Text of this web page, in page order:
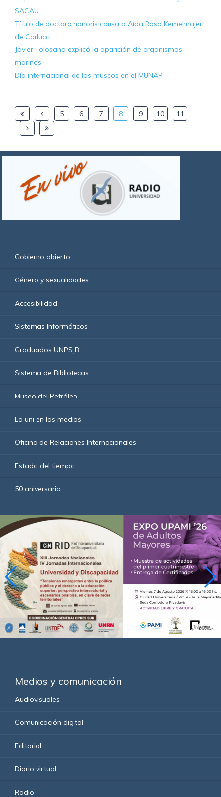
SACAU
Título de doctora honoris causa a Aída Rosa Kemelmajer
de Carlucci
Javier Tolosano explicó la aparición de organismos
marinos
Día internacional de los museos en el MUNAP
5 6 7 8 9 10 11
Gobierno abierto
Género y sexualidades
Accesibilidad
Sistemas Informáticos
Graduados UNPSJB
Sistema de Bibliotecas
Museo del Petróleo
La uni en los medios
Oficina de Relaciones Internacionales
Estado del tiempo
50 aniversario
Medios y comunicación
Audiovisuales
Comunicación digital
Editorial
Diario virtual
Radio